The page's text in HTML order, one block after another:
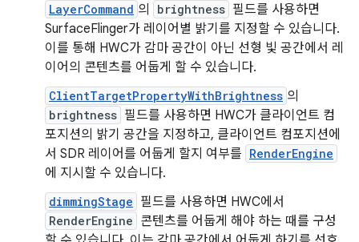
LayerCommand 의 brightness 필드를 사용하면
SurfaceFlinger가 레이어별 밝기를 지정할 수 있습니다.
이를 통해 HWC가 감마 공간이 아닌 선형 빛 공간에서 레
이어의 콘텐츠를 어둡게 할 수 있습니다.
ClientTargetPropertyWithBrightness 의
brightness 필드를 사용하면 HWC가 클라이언트 컴
포지션의 밝기 공간을 지정하고, 클라이언트 컴포지션에
서 SDR 레이어를 어둡게 할지 여부를 RenderEngine
에 지시할 수 있습니다.
dimmingStage 필드를 사용하면 HWC에서
RenderEngine 콘텐츠를 어둡게 해야 하는 때를 구성